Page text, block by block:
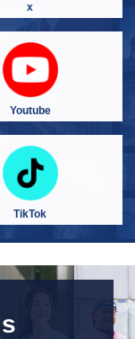
x
Youtube
TikTok